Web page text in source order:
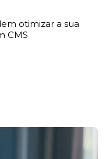
otimizar a sua
CMS